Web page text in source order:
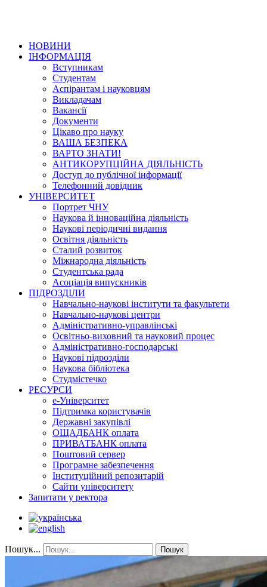
НОВИНИ
ІНФОРМАЦІЯ
Вступникам
Студентам
Аспірантам і науковцям
Викладачам
Вакансії
Документи
Цікаво про науку
ВАША БЕЗПЕКА
ВАРТО ЗНАТИ!
АНТИКОРУПЦІЙНА ДІЯЛЬНІСТЬ
Доступ до публічної інформації
Телефонний довідник
УНІВЕРСИТЕТ
Портрет ЧНУ
Наукова й інноваційна діяльність
Наукові періодичні видання
Освітня діяльність
Сталий розвиток
Міжнародна діяльність
Студентська рада
Асоціація випускників
ПІДРОЗДІЛИ
Навчально-наукові інститути та факультети
Навчально-наукові центри
Адміністративно-управлінські
Освітньо-виховний та науковий процес
Адміністративно-господарські
Наукові підрозділи
Наукова бібліотека
Студмістечко
РЕСУРСИ
е-Університет
Підтримка користувачів
Державні закупівлі
ОЩАДБАНК оплата
ПРИВАТБАНК оплата
Поштовий сервер
Програмне забезпечення
Інституційний репозитарій
Сайти університету
Запитати у ректора
Пошук... Пошук